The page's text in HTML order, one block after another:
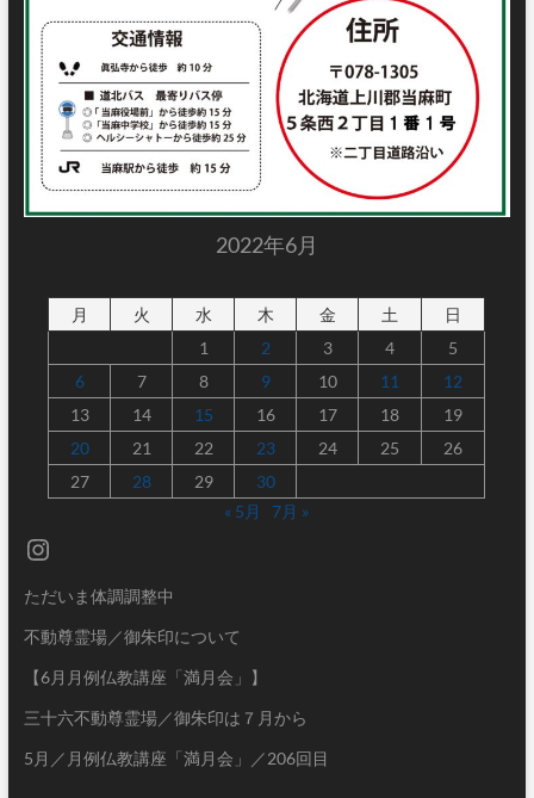
2022年6月
月 火 水 木 金 土
日
1
2 3 4
5
6
7 8 9 10 11
12
13
14 15 16 17 18
19
20
21 22 23 24 25
26
27
28 29
30
« 5月
7月 »
Instagram
ただいま体調調整中
不動尊霊場／御朱印について
【6月月例仏教講座「満月会」】
三十六不動尊霊場／御朱印は７月から
5月／月例仏教講座「満月会」／206回目